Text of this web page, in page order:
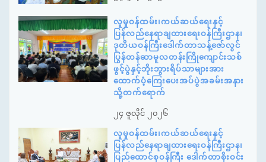
လူမှုဝန်ထမ်း၊ကယ်ဆယ်ရေးနှင့်
ပြန်လည်နေရာချထားရေးဝန်ကြီးဌာန၊
ဒုတိယဝန်ကြီးဒေါက်တာသန့်ဇော်လွင်
ပြွန်တန်ဆာမူလတန်းကြိုကျောင်းသစ်
ဖွင့်ပွဲနှင့်ဘိုးဘွားရိပ်သာများအား
ထောက်ပံ့ကြေးပေးအပ်ပွဲအခမ်းအနား
သို့တက်ရောက်
၂၄ ဇူလိုင် ၂၀၂၆
လူမှုဝန်ထမ်း၊ကယ်ဆယ်ရေးနှင့်
ပြန်လည်နေရာချထားရေးဝန်ကြီးဌာန၊
ပြည်ထောင်စုဝန်ကြီး ဒေါက်တာစိုးဝင်း